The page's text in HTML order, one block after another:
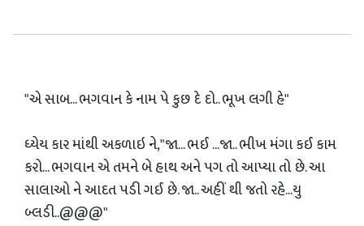
"એ સાબ... ભગવાન કે નામ પે કુછ દે દો.. ભૂખ લગી હે"
ધ્યેય કાર માંથી અકળાઇ ને,"જા... ભઈ ...જા.. ભીખ મંગા કઈ કામ
કરો... ભગવાન એ તમને બે હાથ અને પગ તો આપ્યા તો છે. આ
સાલાઓ ને આદત પડી ગઈ છે. જા.. અહીં થી જતો રહે...યુ
બ્લડી..@@@"